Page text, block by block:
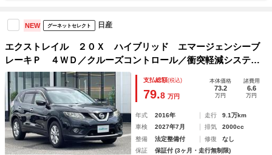
NEW グーネットセレクト 日産
エクストレイル ２０Ｘ ハイブリッド エマージェンシーブ
レーキＰ ４ＷＤ／クルーズコントロール／衝突軽減システム
／レーンキープアシスト／純正ＳＤナビ／アラウンドビューモ
ニター／パワーバックドア／ハーフレザーシート／シートヒー
ター／ビルトインＥＴＣ／ドライブレコーダー
支払総額(税込)
79.8 万円
本体価格
73.2
万円
諸費用
6.6
万円
年式 2016年 走行
9.1万km
車検
2027年7月 排気
2000cc
整備
法定整備付 修復
なし
保証
保証付 (3ヶ月・走行無制限)